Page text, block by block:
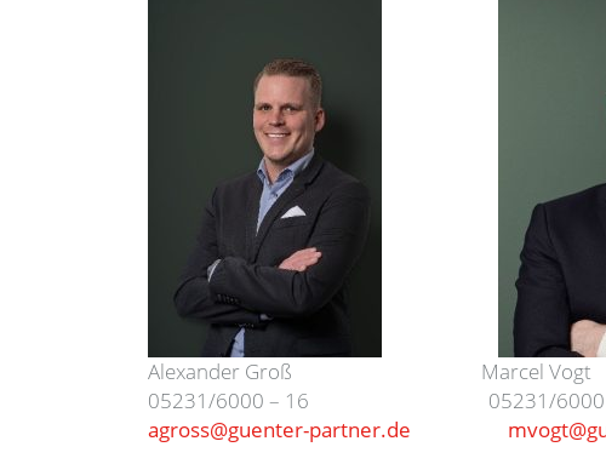
Alexander Groß Marcel Vogt
05231/6000 – 16 05231/6000
agross@guenter-partner.de